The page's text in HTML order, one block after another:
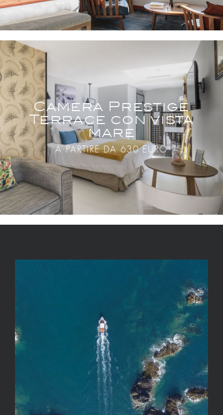
Camera Prestige
Terrace con vista
mare
A PARTIRE DA 630 EURO